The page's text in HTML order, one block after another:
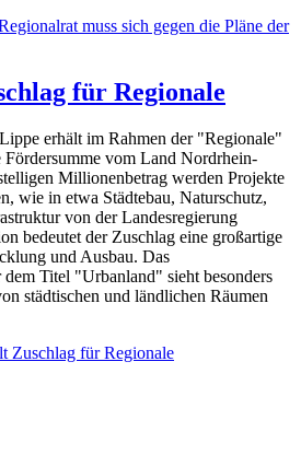
muss sich gegen die Pläne der
für Regionale
erhält im Rahmen der "Regionale"
vom Land Nordrhein-
Millionenbetrag werden Projekte
wie in etwa Städtebau, Naturschutz,
von der Landesregierung
bedeutet der Zuschlag eine großartige
und Ausbau. Das
Titel "Urbanland" sieht besonders
städtischen und ländlichen Räumen
Zuschlag für Regionale